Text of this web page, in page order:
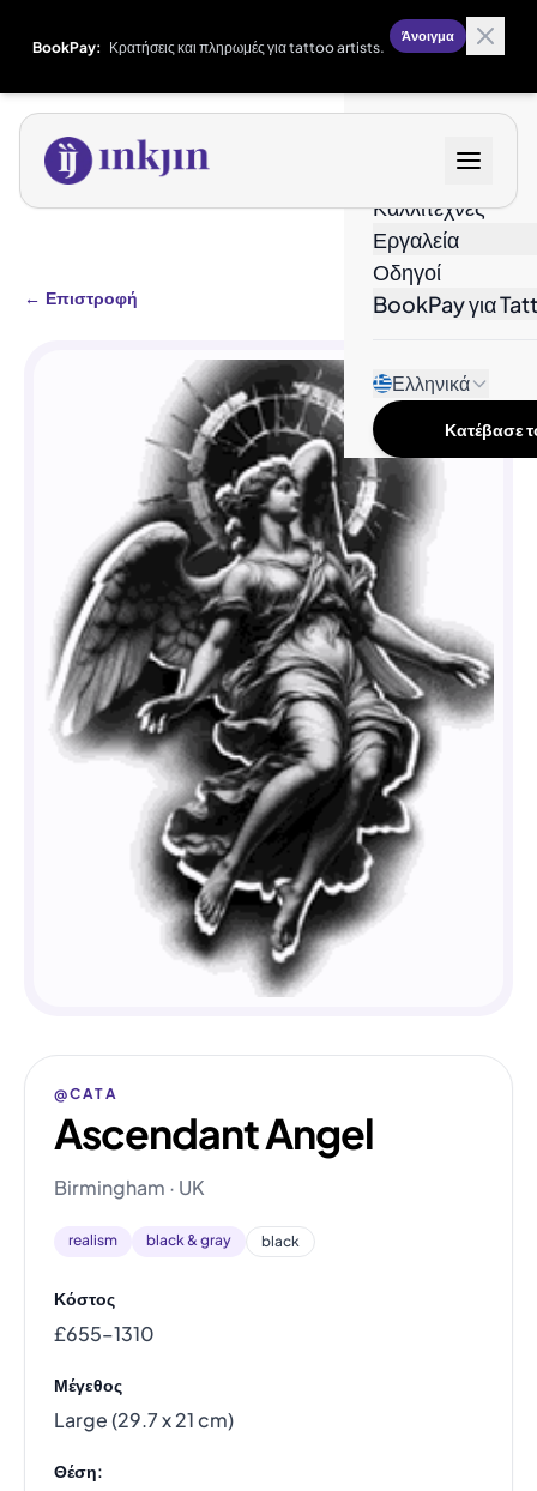
BookPay: Κρατήσεις και πληρωμές για tattoo artists.
Άνοιγμα
Καλλιτέχνες
Εργαλεία
Οδηγοί
BookPay για
Ελληνικά
Κατέβασε
← Επιστροφή
@CATA
Ascendant Angel
Birmingham · UK
realism black & gray black
Κόστος
£655–1310
Μέγεθος
Large (29.7 x 21 cm)
Θέση: